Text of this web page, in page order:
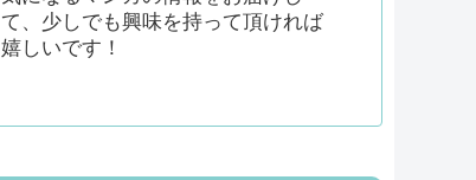
て、少しでも興味を持って頂ければ
嬉しいです！